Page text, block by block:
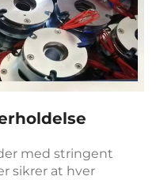
med stringent
sikrer at hver